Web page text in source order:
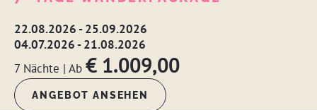
22.08.2026 - 25.09.2026
04.07.2026 - 21.08.2026
7 Nächte | Ab € 1.009,00
ANGEBOT ANSEHEN